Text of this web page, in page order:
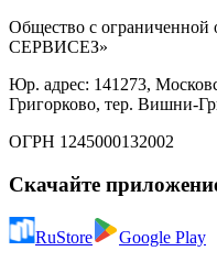
Общество с
СЕРВИСЕЗ»
Юр. адрес: 141273,
Григорково, тер. Вишни-
ОГРН 1245000132002
Скачайте
RuStore Google Play